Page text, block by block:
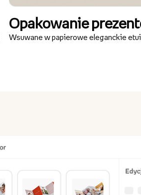
Opakowanie
Wsuwane w papierowe eleganckie